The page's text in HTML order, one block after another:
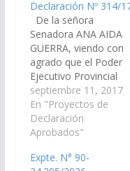
Declaración Nº 314/
De la señora
Senadora ANA AIDA
GUERRA, viendo con
agrado que el Poder
Ejecutivo Provincial
incorpore en el Plan de
Obras Públicas del
Proyecto de Ley de
Presupuesto 2018 las
Cafayate: Reparación
septiembre 11, 2017
En "Proyectos de
Declaración
Aprobados"
Expte. N° 90-